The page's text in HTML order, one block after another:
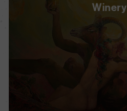
Winery